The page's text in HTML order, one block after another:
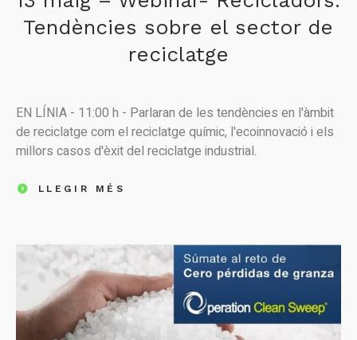
Tendències sobre el sector de
reciclatge
EN LÍNIA - 11:00 h - Parlaran de les tendències en l'àmbit
de reciclatge com el reciclatge químic, l'ecoinnovació i els
millors casos d'èxit del reciclatge industrial.
LLEGIR MÉS